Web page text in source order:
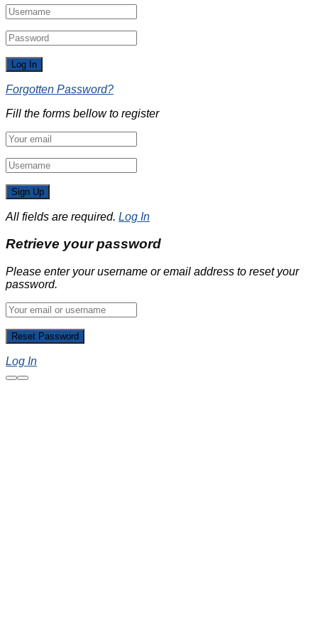
Forgotten Password?
Fill the forms bellow to register
All fields are required. Log In
Retrieve your password
Please enter your username or email address to reset your
password.
Log In